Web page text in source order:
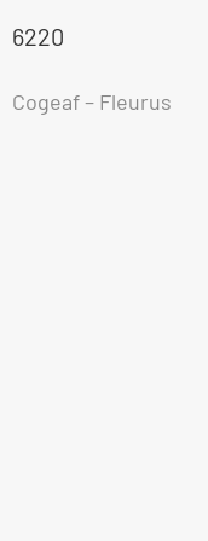
6220
Cogeaf – Fleurus